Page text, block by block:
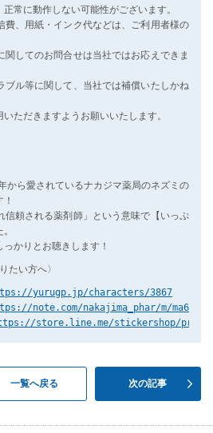
常に動作しない可能性がございます。
、用紙・インク代などは、ご利用者様の
してのお問合せは当社ではお応えできま
ル等に関して、当社では補償いたしかね
ただきますようお願いいたします。
から愛されているナカジマ薬局のネズミの
信頼される薬剤師」という意味で【いっぷ
かりとお聴きします！
たい方へ〉
yurugp.jp/characters/3867
note.com/nakajima_phar/m/
store.line.me/stickershop/
一覧へ戻る 次の記事